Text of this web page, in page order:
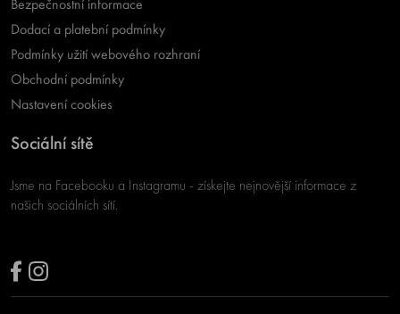
Bezpečnostní informace
Dodací a platební podmínky
Podmínky užití webového rozhraní
Obchodní podmínky
Nastavení cookies
Sociální sítě
Jsme na Facebooku a Instagramu - získejte nejnovější informace z
našich sociálních sítí.